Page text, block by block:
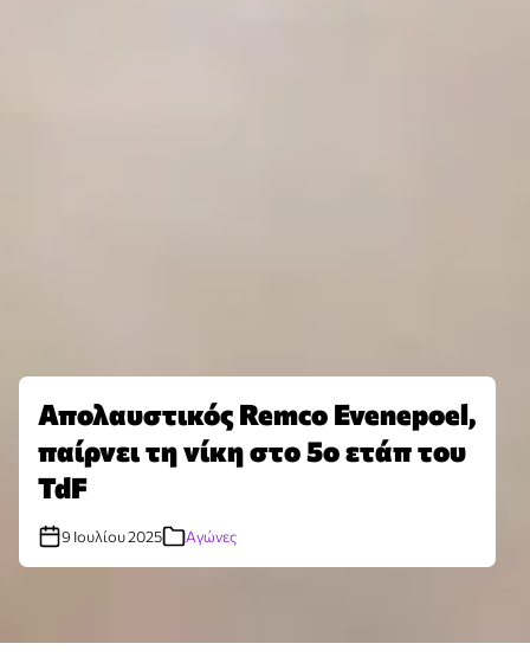
Απολαυστικός Remco Evenepoel,
παίρνει τη νίκη στο 5ο ετάπ του
TdF
9 Ιουλίου 2025 Αγώνες